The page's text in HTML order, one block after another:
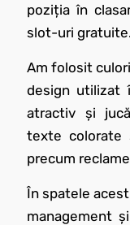
poziția în
slot-uri
Am folosit
design utilizat
atractiv și
texte colorate
precum
În spatele
management